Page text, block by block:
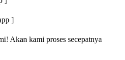
]
Akan kami proses secepatnya